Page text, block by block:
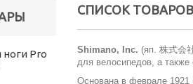
ноги Pro
СПИСОК
Shimano, Inc. (яп. 株式会
для велосипедов, а
Основана в феврале 1921